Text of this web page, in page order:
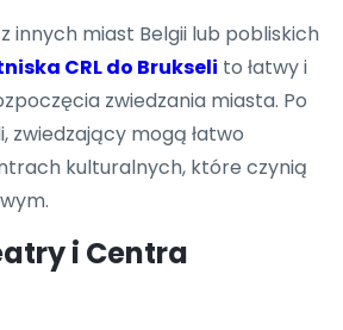
innych miast Belgii lub pobliskich
CRL do Brukseli to łatwy i
zwiedzania miasta. Po
zwiedzający mogą łatwo
kulturalnych, które czynią
i Centra